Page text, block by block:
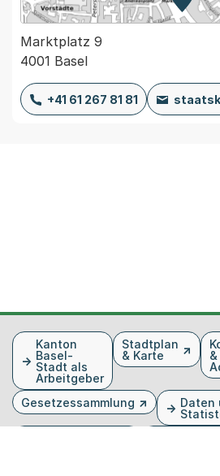
Zur
Marktplatz 9
4001 Basel
+41 61 267 81 81
FusszeileKanton
Basel-
Stadt als
Arbeitgeber
Stadtplan
& Karte
&
Gesetzessammlung
Daten